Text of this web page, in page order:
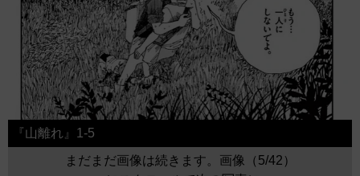
『山離れ』1-5
まだまだ画像は続きます。画像（5/42）